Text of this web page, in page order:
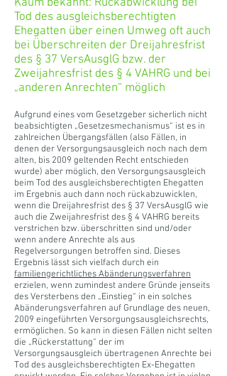
Kaum bekannt: Rückabwicklung bei
Tod des ausgleichsberechtigten
Ehegatten über einen Umweg oft auch
bei Überschreiten der Dreijahresfrist
des § 37 VersAusglG bzw. der
Zweijahresfrist des § 4 VAHRG und bei
„anderen Anrechten“ möglich
Aufgrund eines vom Gesetzgeber sicherlich nicht
beabsichtigten „Gesetzesmechanismus“ ist es in
zahlreichen Übergangsfällen (also Fällen, in
denen der Versorgungsausgleich noch nach dem
alten, bis 2009 geltenden Recht entschieden
wurde) aber möglich, den Versorgungsausgleich
beim Tod des ausgleichsberechtigten Ehegatten
im Ergebnis auch dann noch rückabzuwicklen,
wenn die Dreijahresfrist des § 37 VersAusglG wie
auch die Zweijahresfrist des § 4 VAHRG bereits
verstrichen bzw. überschritten sind und/oder
wenn andere Anrechte als aus
Regelversorgungen betroffen sind. Dieses
Ergebnis lässt sich vielfach durch ein
familiengerichtliches Abänderungsverfahren
erzielen, wenn zumindest andere Gründe jenseits
des Versterbens den „Einstieg“ in ein solches
Abänderungsverfahren auf Grundlage des neuen,
2009 eingeführten Versorgungsausgleichsrechts,
ermöglichen. So kann in diesen Fällen nicht selten
die „Rückerstattung“ der im
Versorgungsausgleich übertragenen Anrechte bei
Tod des ausgleichsberechtigten Ex-Ehegatten